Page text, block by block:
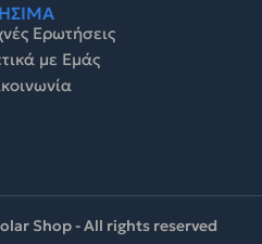
Ερωτήσεις
με Εμάς
Shop - All rights reserved